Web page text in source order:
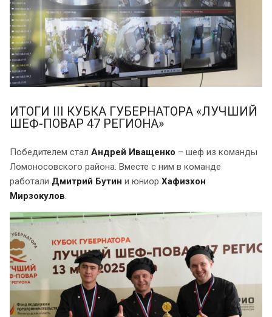
ИТОГИ III КУБКА ГУБЕРНАТОРА «ЛУЧШИЙ
ШЕФ-ПОВАР 47 РЕГИОНА»
Победителем стал Андрей Иващенко – шеф из команды
Ломоносовского района. Вместе с ним в команде
работали Дмитрий Бутин и юниор Хафизхон
Мирзокулов.